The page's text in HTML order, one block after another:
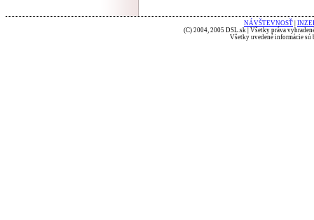
NÁVŠTEVNOSŤ
(C) 2004, 2005 DSL.sk | Všetky práva
Všetky uvedené informácie sú